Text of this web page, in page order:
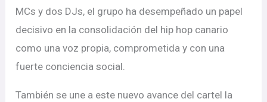
MCs y dos DJs, el grupo ha desempeñado un papel
decisivo en la consolidación del hip hop canario
como una voz propia, comprometida y con una
fuerte conciencia social.
También se une a este nuevo avance del cartel la